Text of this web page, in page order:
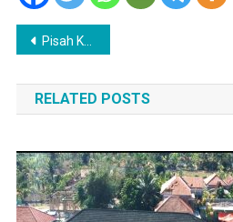
Navigasi
pos
Pisah Kenang Kelas Akhir IPPNU Nurul Islam; Berhenti Ngerumpi, Gapailah Mimpi
RELATED POSTS